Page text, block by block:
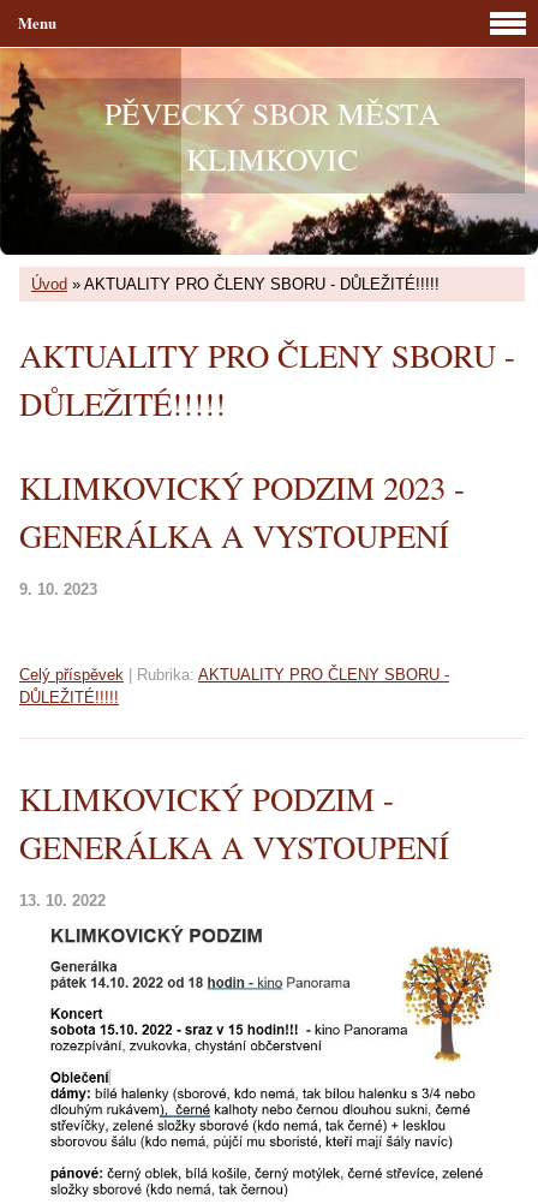
PĚVECKÝ SBOR MĚSTA
KLIMKOVIC
Úvod » AKTUALITY PRO ČLENY SBORU - DŮLEŽITÉ!!!!!
AKTUALITY PRO ČLENY SBORU -
DŮLEŽITÉ!!!!!
KLIMKOVICKÝ PODZIM 2023 -
GENERÁLKA A VYSTOUPENÍ
9. 10. 2023
Celý příspěvek Rubrika: AKTUALITY PRO ČLENY SBORU -
DŮLEŽITÉ!!!!!
KLIMKOVICKÝ PODZIM -
GENERÁLKA A VYSTOUPENÍ
13. 10. 2022
Menu